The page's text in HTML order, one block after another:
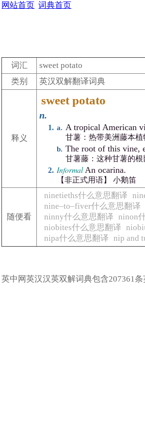
网站首页 词典首页
词汇
sweet potato
类别
英汉双解翻译词典
释义
sweet potato
n.
A tropical American
甘薯：热带美洲藤本
The root of this vine,
甘薯藤：这种甘薯的
InformalAn ocarina.
【非正式用语】 小鹅笛
随便看
ninetieths什么意思翻译
nine–to–fiver什么意思翻译
ninny什么意思翻译 ninon
niobites什么意思翻译
nipa什么意思翻译 nip and
英中网英汉汉英双解词典包含207361